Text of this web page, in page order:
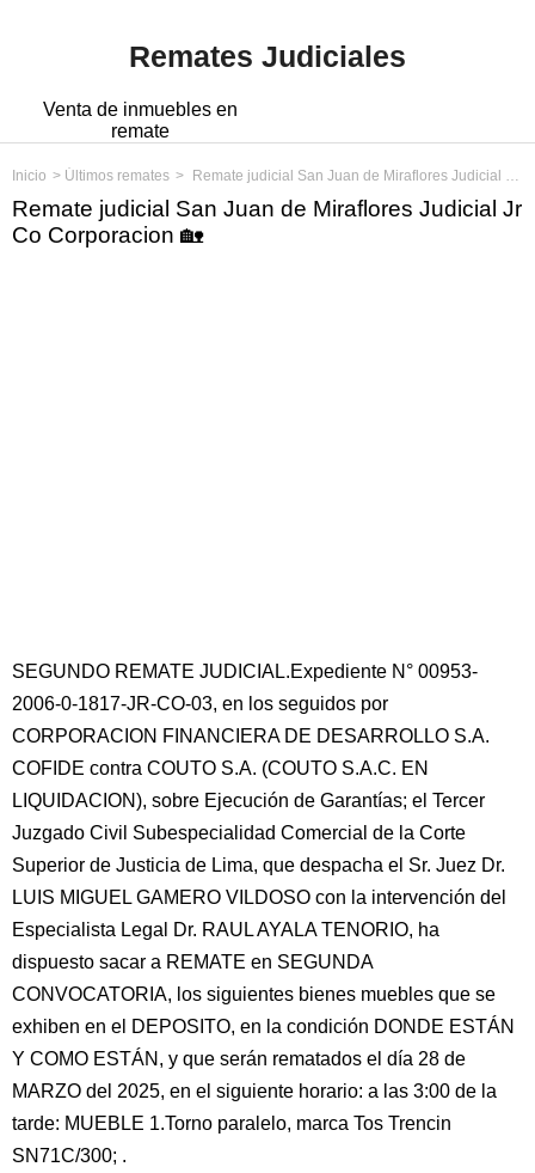
Remates Judiciales
Venta de inmuebles en
remate
Inicio Últimos remates Remate judicial San Juan de Miraflores Judicial Jr Co Corporacion
Remate judicial San Juan de Miraflores Judicial Jr
Co Corporacion 🏡
SEGUNDO REMATE JUDICIAL.Expediente N° 00953-
2006-0-1817-JR-CO-03, en los seguidos por
CORPORACION FINANCIERA DE DESARROLLO S.A.
COFIDE contra COUTO S.A. (COUTO S.A.C. EN
LIQUIDACION), sobre Ejecución de Garantías; el Tercer
Juzgado Civil Subespecialidad Comercial de la Corte
Superior de Justicia de Lima, que despacha el Sr. Juez Dr.
LUIS MIGUEL GAMERO VILDOSO con la intervención del
Especialista Legal Dr. RAUL AYALA TENORIO, ha
dispuesto sacar a REMATE en SEGUNDA
CONVOCATORIA, los siguientes bienes muebles que se
exhiben en el DEPOSITO, en la condición DONDE ESTÁN
Y COMO ESTÁN, y que serán rematados el día 28 de
MARZO del 2025, en el siguiente horario: a las 3:00 de la
tarde: MUEBLE 1.Torno paralelo, marca Tos Trencin
SN71C/300; .